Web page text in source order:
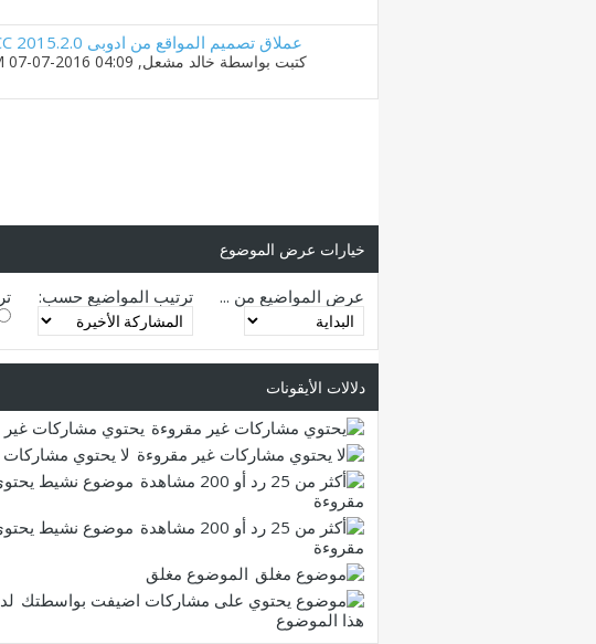
عملاق تصميم المواقع من ادوبى Adobe Muse CC 2015.2.0
كتبت بواسطة خالد مشعل‏, 07-07-2016 04:09 PM
خيارات عرض الموضوع
عرض المواضيع من ... ترتيب المواضيع حسب:
دلالات الأيقونات
يحتوي مشاركات غير
لا يحتوي
موضوع نشيط
مقروءة
موضوع نشيط
مقروءة
الموضوع مغلق
هذا الموضوع